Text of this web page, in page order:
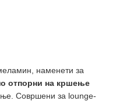
наменети за
отпорни на кршење
Совршени за lounge-